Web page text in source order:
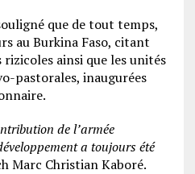
que de tout temps,
au Burkina Faso, citant
ainsi que les unités
pastorales, inaugurées
de l’armée
a toujours été
Marc Christian Kaboré.